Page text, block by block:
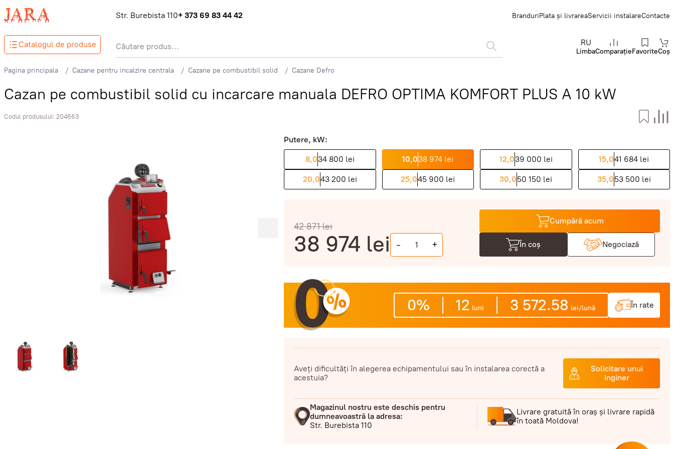
Str. Burebista 110+ 373 69 83 44 42 BranduriPlata și livrareaServicii instalareContacte
Catalogul de produse RU
LimbaComparațieFavoriteCoș
Pagina principala Cazane pentru incalzire centrala Cazane pe combustibil solid Cazane Defro
Cazan pe combustibil solid cu incarcare manuala DEFRO OPTIMA KOMFORT PLUS A 10 kW
Codul produsului: 204663
Putere, kW:
8,034 800 lei 10,038 974 lei 12,039 000 lei 15,041 684 lei
20,043 200 lei 25,045 900 lei 30,050 150 lei 35,053 500 lei
42 871lei
38 974 lei - +
Cumpără acum
În coș Negociază
0% 12 luni 3 572.58 lei/lună În rate
Aveți dificultăți în alegerea echipamentului sau în instalarea corectă a
acestuia?
Solicitare unui
inginer
Magazinul nostru este deschis pentru
dumneavoastră la adresa:
Str. Burebista 110
Livrare gratuită în oraș și livrare rapidă
în toată Moldova!